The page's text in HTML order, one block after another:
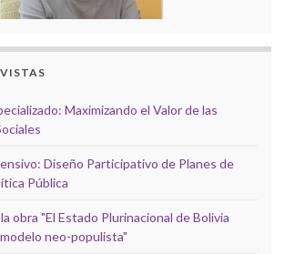
Maximizando el Valor de las
Diseño Participativo de Planes de
Pública
obra "El Estado Plurinacional de Bolivia
neo-populista"